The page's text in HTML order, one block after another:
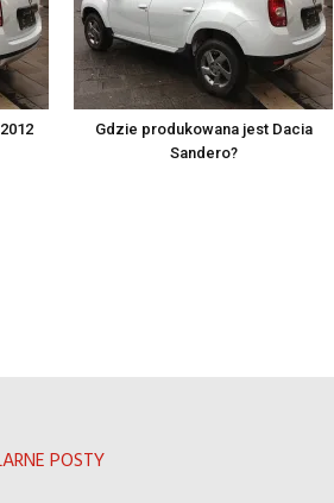
Gdzie produkowana jest Dacia
Sandero?
POSTY